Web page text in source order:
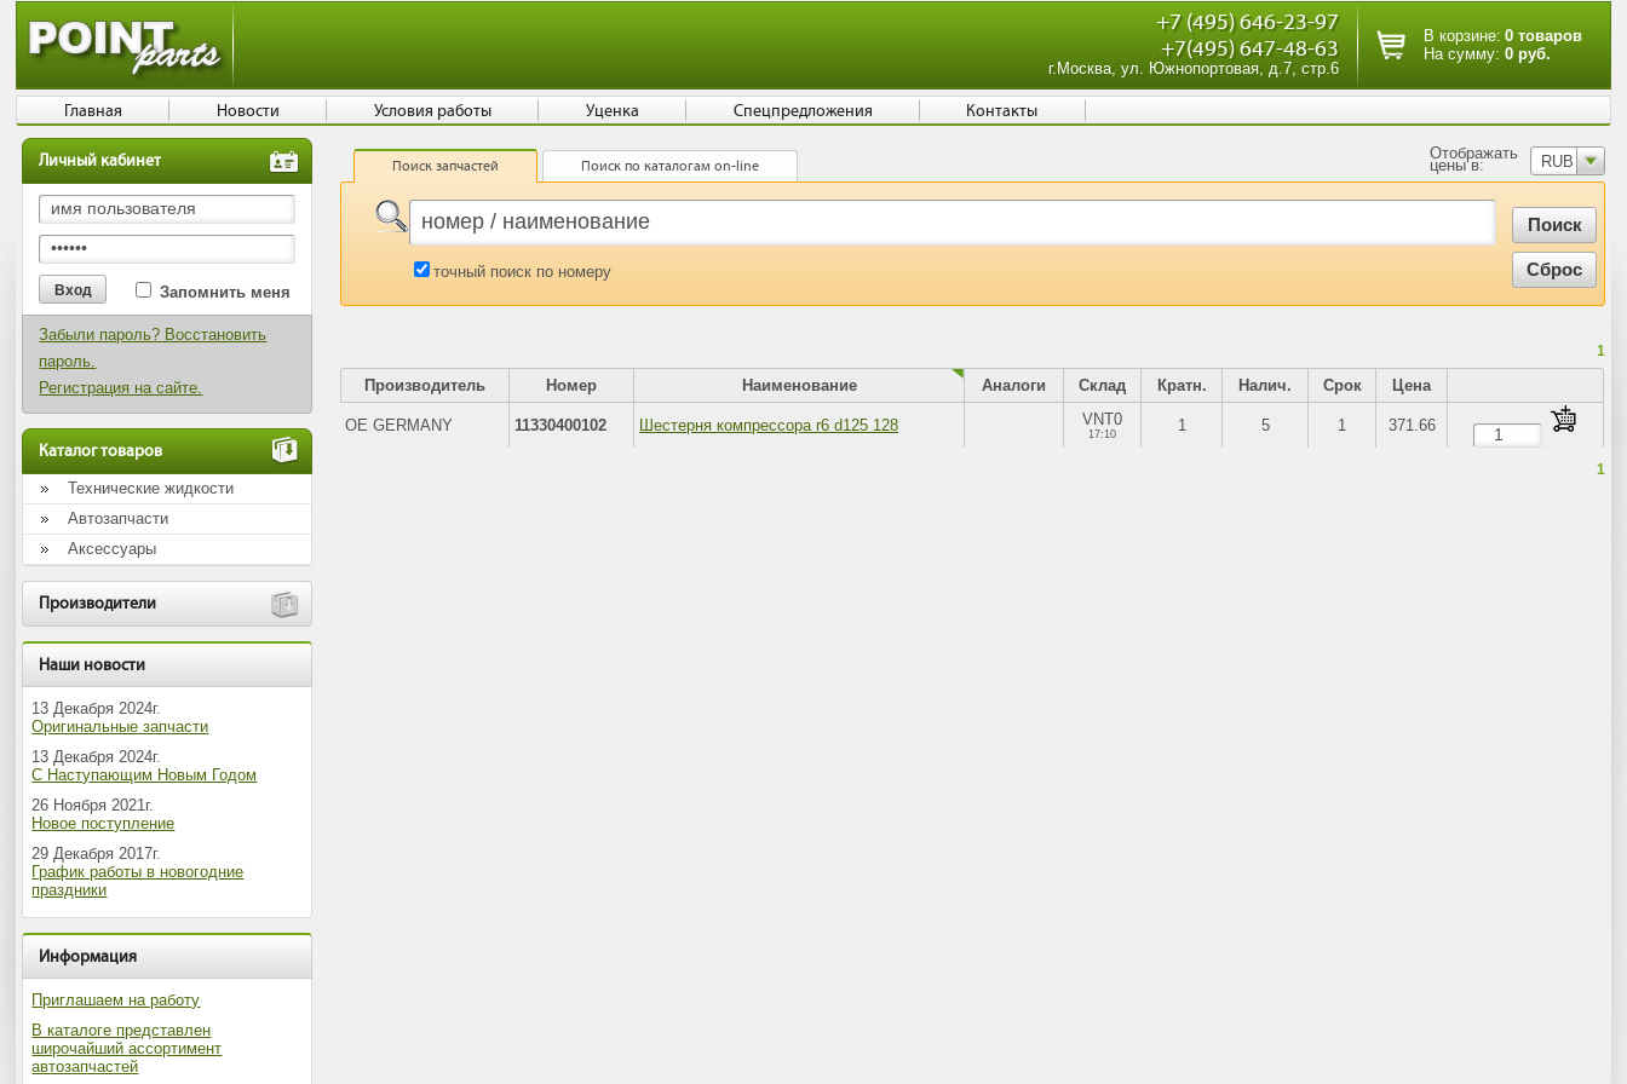
Личный кабинет
Запомнить меня
Забыли пароль? Восстановить
пароль.
Регистрация на сайте.
Каталог товаров
Технические жидкости
Автозапчасти
Аксессуары
Производители
Наши новости
13 Декабря 2024г.
Оригинальные запчасти
13 Декабря 2024г.
С Наступающим Новым Годом
26 Ноября 2021г.
Новое поступление
29 Декабря 2017г.
График работы в новогодние
праздники
Информация
Приглашаем на работу
В каталоге представлен
широчайший ассортимент
автозапчастей
Поиск запчастей Поиск по каталогам on-line RUB
Отображать
цены в:
точный поиск по номеру
1
Производитель Номер Наименование Аналоги Склад Кратн. Налич. Срок Цена
OE GERMANY 11330400102 Шестерня компрессора r6 d125 128 VNT0
17:10 1 5 1 371.66
1
Главная Новости Условия работы Уценка Спецпредложения Контакты
+7 (495) 646-23-97
+7(495) 647-48-63
г.Москва, ул. Южнопортовая, д.7, стр.6
В корзине: 0 товаров
На сумму: 0 руб.